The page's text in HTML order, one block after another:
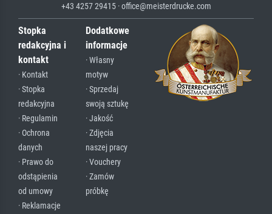
+43 4257 29415 · office@meisterdrucke.com
Stopka
redakcyjna i
kontakt
· Kontakt
· Stopka
redakcyjna
· Regulamin
· Ochrona
danych
· Prawo do
odstąpienia
od umowy
· Reklamacje
Dodatkowe
informacje
· Własny
motyw
· Sprzedaj
swoją sztukę
· Jakość
· Zdjęcia
naszej pracy
· Vouchery
· Zamów
próbkę